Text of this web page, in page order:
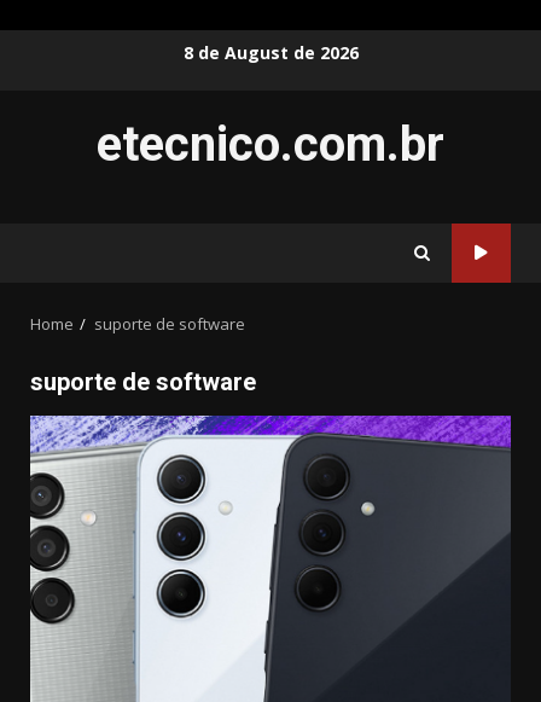
8 de August de 2026
etecnico.com.br
Home suporte de software
suporte de software